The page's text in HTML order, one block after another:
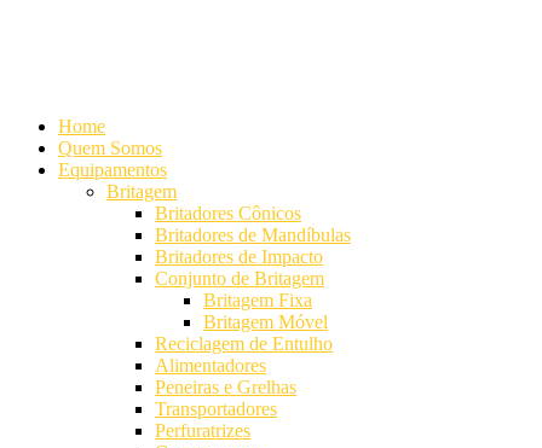
Home
Quem Somos
Equipamentos
Britagem
Britadores Cônicos
Britadores de Mandíbulas
Britadores de Impacto
Conjunto de Britagem
Britagem Fixa
Britagem Móvel
Reciclagem de Entulho
Alimentadores
Peneiras e Grelhas
Transportadores
Perfuratrizes